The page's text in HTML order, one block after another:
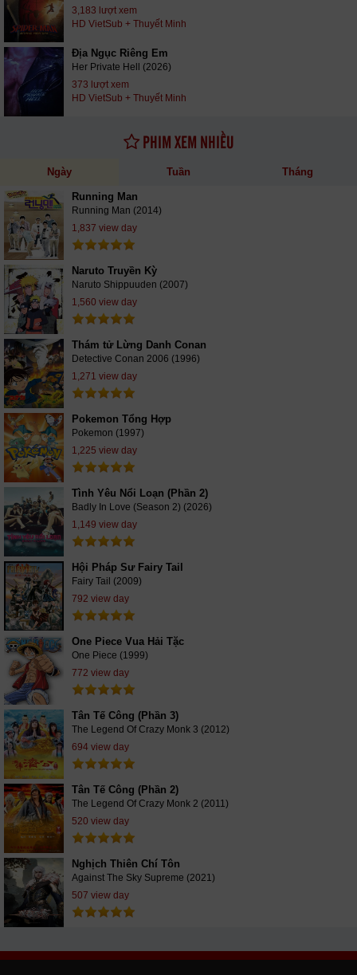
3,183 lượt xem
HD VietSub + Thuyết Minh
Địa Ngục Riêng Em
Her Private Hell (2026)
373 lượt xem
HD VietSub + Thuyết Minh
PHIM XEM NHIỀU
Ngày Tuần Tháng
Running Man
Running Man (2014)
1,837 view day
Naruto Truyền Kỳ
Naruto Shippuuden (2007)
1,560 view day
Thám tử Lừng Danh Conan
Detective Conan 2006 (1996)
1,271 view day
Pokemon Tổng Hợp
Pokemon (1997)
1,225 view day
Tình Yêu Nổi Loạn (Phần 2)
Badly In Love (Season 2) (2026)
1,149 view day
Hội Pháp Sư Fairy Tail
Fairy Tail (2009)
792 view day
One Piece Vua Hải Tặc
One Piece (1999)
772 view day
Tân Tế Công (Phần 3)
The Legend Of Crazy Monk 3 (2012)
694 view day
Tân Tế Công (Phần 2)
The Legend Of Crazy Monk 2 (2011)
520 view day
Nghịch Thiên Chí Tôn
Against The Sky Supreme (2021)
507 view day